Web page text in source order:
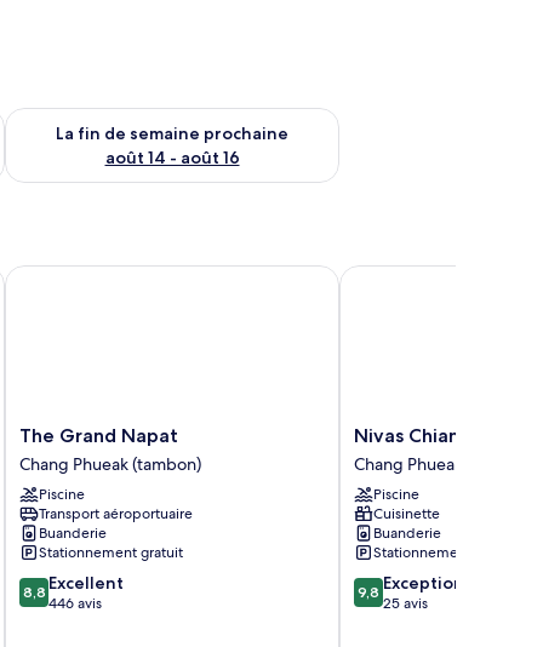
semaine août 7 - août 9
La fin de semaine prochaine
août 14 - août 16
Vérifier la disponibilité pour la fin de semaine prochaine août
The
Grand
Napat
Chang
Phueak
(tambon)
The Grand Napat
Chang Phueak (tambon)
Piscine
Transport aéroportuaire
Buanderie
Stationnement gratuit
8.8
sur
8,8 Excellent
446 avis
The Grand Napat
Nivas
Chiangmai
Chang
Phueak
(tambon)
Nivas Chiangmai
Chang Phueak (tambon)
Piscine
Cuisinette
Buanderie
Stationnement gratuit
9.8
sur
9,8 Exceptionnel
25 avis
Nivas Chiangmai